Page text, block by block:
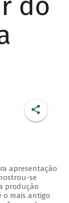
apresentação
se
produção
o mais antigo